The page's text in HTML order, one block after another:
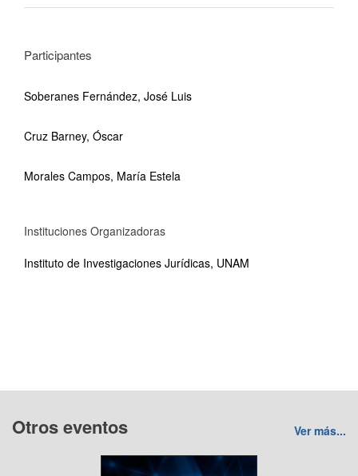
Participantes
Soberanes Fernández, José Luis
Cruz Barney, Óscar
Morales Campos, María Estela
Instituciones Organizadoras
Instituto de Investigaciones Jurídicas, UNAM
Otros eventos Ver más...